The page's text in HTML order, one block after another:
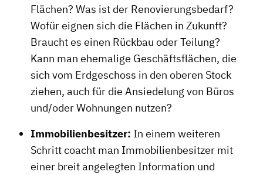
Flächen? Was ist der Renovierungsbedarf?
Wofür eignen sich die Flächen in Zukunft?
Braucht es einen Rückbau oder Teilung?
Kann man ehemalige Geschäftsflächen, die
sich vom Erdgeschoss in den oberen Stock
ziehen, auch für die Ansiedelung von Büros
und/oder Wohnungen nutzen?
Immobilienbesitzer: In einem weiteren
Schritt coacht man Immobilienbesitzer mit
einer breit angelegten Information und